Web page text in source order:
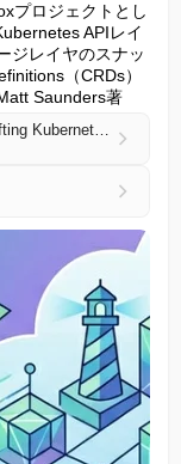
プロジェクトとし
APIレイ
ジレイヤのスナッ
（CRDs）
Saunders著
Broadcom Donates Velero to CNCF, Shifting Kubernetes Backup to Community Governance